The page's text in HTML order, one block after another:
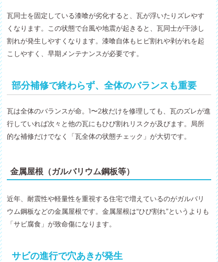
瓦同士を固定している漆喰が劣化すると、瓦が浮いたりズレやす
くなります。この状態で台風や地震が起きると、瓦同士が干渉し
割れが発生しやすくなります。漆喰自体もヒビ割れや剥がれを起
こしやすく、早期メンテナンスが必要です。
部分補修で終わらず、全体のバランスも重要
瓦は全体のバランスが命。1〜2枚だけを修理しても、瓦のズレが進
行していれば次々と他の瓦にもひび割れリスクが及びます。局所
的な補修だけでなく「瓦全体の状態チェック」が大切です。
金属屋根（ガルバリウム鋼板等）
近年、耐震性や軽量性を重視する住宅で増えているのがガルバリ
ウム鋼板などの金属屋根です。金属屋根は“ひび割れ”というよりも
「サビ腐食」が致命傷になります。
サビの進行で穴あきが発生